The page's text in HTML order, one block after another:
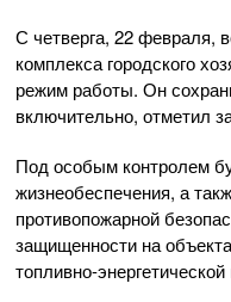
С четверга, 22 февраля,
комплекса городского
режим работы. Он
включительно, отметил
Под особым контролем
жизнеобеспечения, а
противопожарной
защищенности на
топливно-